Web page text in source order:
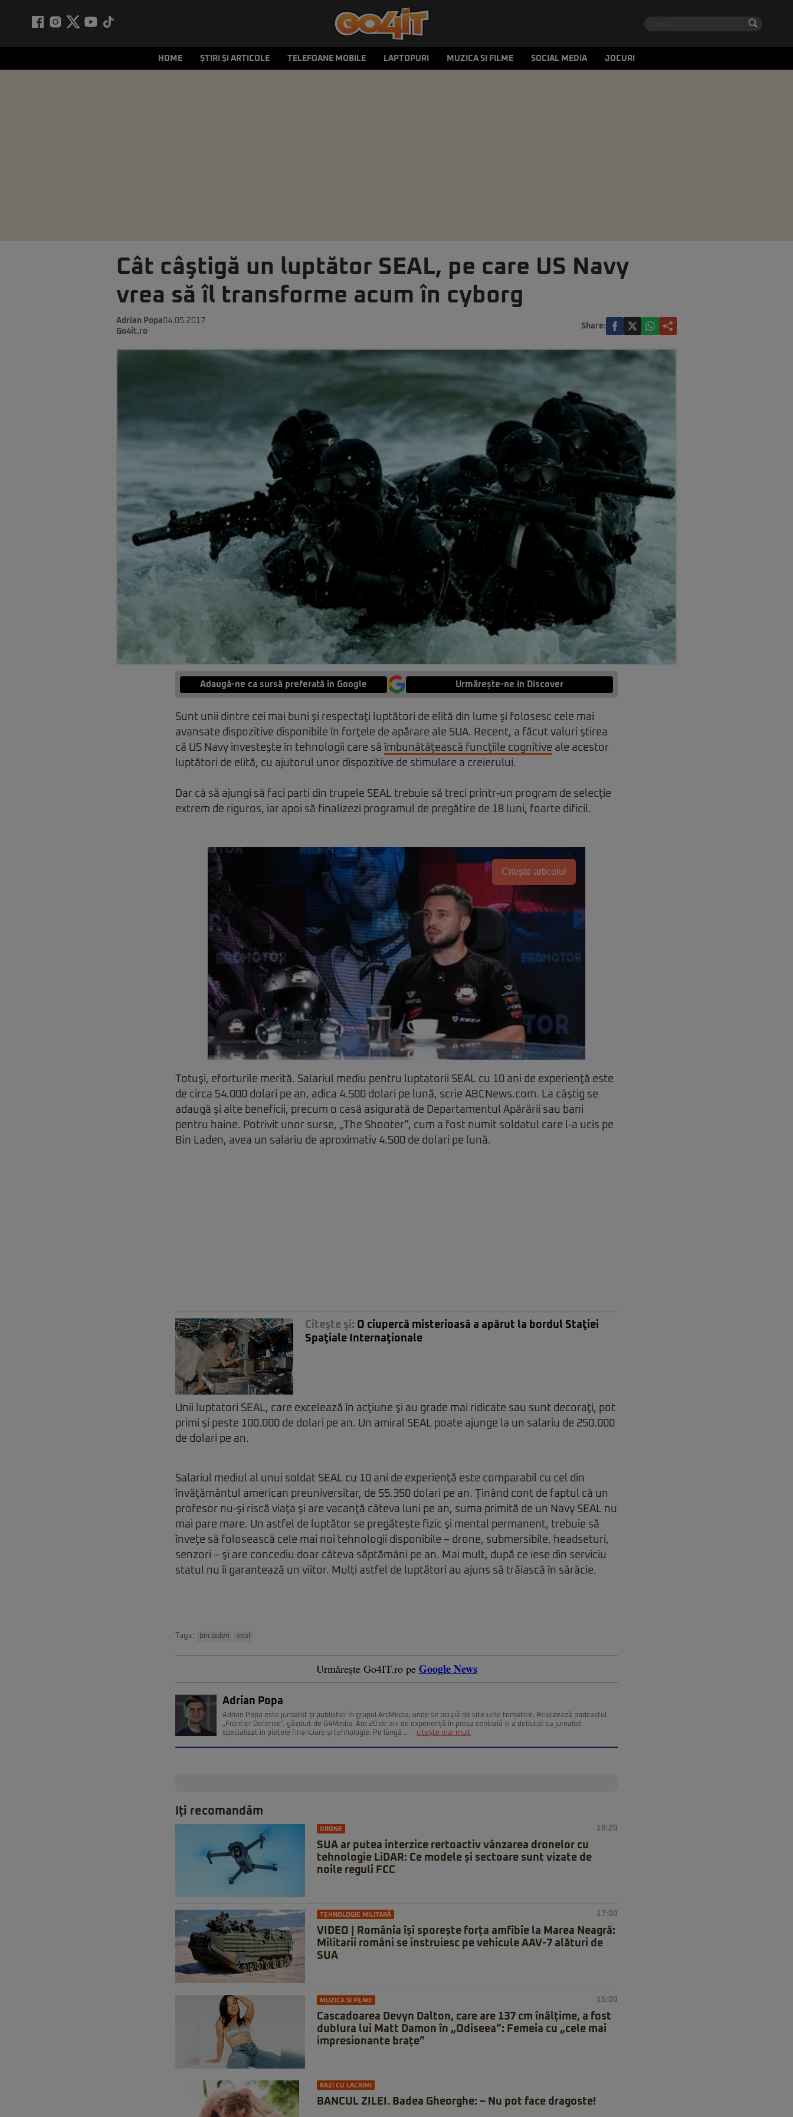
HOME ȘTIRI ȘI ARTICOLE TELEFOANE MOBILE LAPTOPURI MUZICA SI FILME SOCIAL MEDIA JOCURI
Cât câştigă un luptător SEAL, pe care US Navy
vrea să îl transforme acum în cyborg
Adrian Popa
Go4it.ro
04.05.2017
Share:
Adaugă-ne ca sursă preferată în Google Urmărește-ne in Discover
Sunt unii dintre cei mai buni şi respectaţi luptători de elită din lume şi folosesc cele mai
avansate dispozitive disponibile în forţele de apărare ale SUA. Recent, a făcut valuri ştirea
că US Navy investeşte în tehnologii care să îmbunătăţească funcţiile cognitive ale acestor
luptători de elită, cu ajutorul unor dispozitive de stimulare a creierului.
Dar că să ajungi să faci parti din trupele SEAL trebuie să treci printr-un program de selecţie
extrem de riguros, iar apoi să finalizezi programul de pregătire de 18 luni, foarte dificil.
Citește articolul
Totuşi, eforturile merită. Salariul mediu pentru luptatorii SEAL cu 10 ani de experienţă este
de circa 54.000 dolari pe an, adica 4.500 dolari pe lună, scrie ABCNews.com. La câştig se
adaugă şi alte beneficii, precum o casă asigurată de Departamentul Apărării sau bani
pentru haine. Potrivit unor surse, „The Shooter”, cum a fost numit soldatul care l-a ucis pe
Bin Laden, avea un salariu de aproximativ 4.500 de dolari pe lună.
Citeşte şi: O ciupercă misterioasă a apărut la bordul Staţiei
Spaţiale Internaţionale
Unii luptatori SEAL, care excelează în acţiune şi au grade mai ridicate sau sunt decoraţi, pot
primi şi peste 100.000 de dolari pe an. Un amiral SEAL poate ajunge la un salariu de 250.000
de dolari pe an.
Salariul mediul al unui soldat SEAL cu 10 ani de experienţă este comparabil cu cel din
învăţământul american preuniversitar, de 55.350 dolari pe an. Ţinând cont de faptul că un
profesor nu-şi riscă viaţa şi are vacanţă câteva luni pe an, suma primită de un Navy SEAL nu
mai pare mare. Un astfel de luptător se pregăteşte fizic şi mental permanent, trebuie să
înveţe să folosească cele mai noi tehnologii disponibile – drone, submersibile, headseturi,
senzori – şi are concediu doar câteva săptămâni pe an. Mai mult, după ce iese din serviciu
statul nu îi garantează un viitor. Mulţi astfel de luptători au ajuns să trăiască în sărăcie.
Tags: bin laden seal
Urmărește Go4IT.ro pe Google News
Adrian Popa
Adrian Popa este jurnalist și publisher în grupul ArcMedia, unde se ocupă de site-urile tematice. Realizează podcastul
„Frontier Defense”, găzduit de G4Media. Are 20 de ani de experiență în presa centrală și a debutat ca jurnalist
specializat în piețele financiare și tehnologie. Pe lângă ...
citește mai mult
Iți recomandăm
DRONE 18:20
SUA ar putea interzice rertoactiv vânzarea dronelor cu
tehnologie LiDAR: Ce modele și sectoare sunt vizate de
noile reguli FCC
TEHNOLOGIE MILITARĂ 17:00
VIDEO | România își sporește forța amfibie la Marea Neagră:
Militarii români se instruiesc pe vehicule AAV-7 alături de
SUA
MUZICA SI FILME 15:00
Cascadoarea Devyn Dalton, care are 137 cm înălțime, a fost
dublura lui Matt Damon în „Odiseea”: Femeia cu „cele mai
impresionante brațe”
RAZI CU LACRIMI
BANCUL ZILEI. Badea Gheorghe: – Nu pot face dragoste!